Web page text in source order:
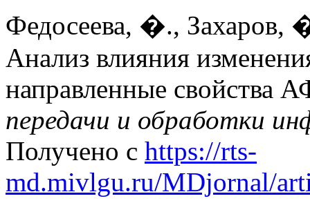
Федосеева, �.,
Анализ влияния
направленные свойства
передачи и обработки
Получено с https://rts-
md.mivlgu.ru/MDjornal/